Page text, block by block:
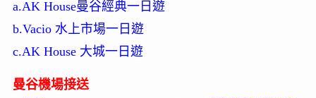
a.AK House曼谷經典一日遊
b.Vacio 水上市場一日遊
c.AK House 大城一日遊
曼谷機場接送